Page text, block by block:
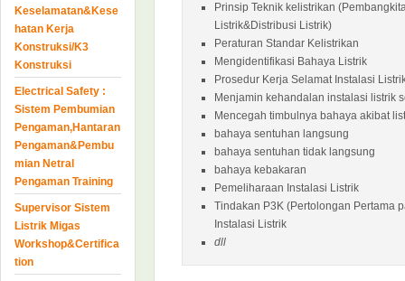
Prinsip Teknik kelistrikan
Listrik&Distribusi Listrik)
Peraturan Standar Kelistrikan
Mengidentifikasi Bahaya Listrik
Prosedur Kerja Selamat Instalasi
Menjamin kehandalan instalasi listrik
Mencegah timbulnya bahaya akibat
bahaya sentuhan langsung
bahaya sentuhan tidak langsung
bahaya kebakaran
Pemeliharaan Instalasi Listrik
Tindakan P3K (Pertolongan Pertama
Instalasi Listrik
dll
Keselamatan&Kese
hatan Kerja
Konstruksi/K3
Konstruksi
Electrical Safety :
Sistem Pembumian
Pengaman,Hantaran
Pengaman&Pembu
mian Netral
Pengaman Training
Supervisor Sistem
Listrik Migas
Workshop&Certifica
tion